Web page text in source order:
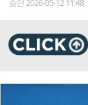
승인 2026-05-12 11:48